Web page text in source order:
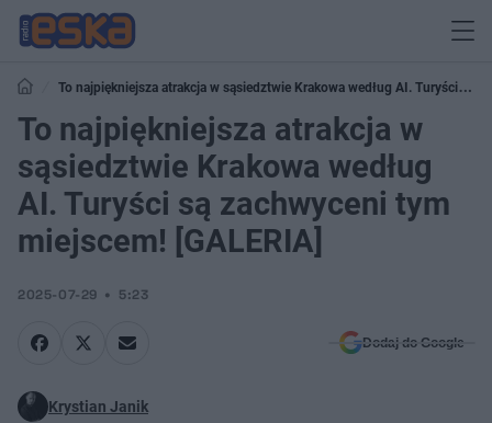
To najpiękniejsza atrakcja w sąsiedztwie Krakowa według AI. Turyści są
zachwyceni tym miejscem! [GALERIA]
To najpiękniejsza atrakcja w
sąsiedztwie Krakowa według
AI. Turyści są zachwyceni tym
miejscem! [GALERIA]
2025-07-29 5:23
Dodaj do Google
Krystian Janik